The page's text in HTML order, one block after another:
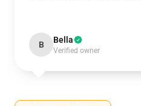
B Bella
Verified owner